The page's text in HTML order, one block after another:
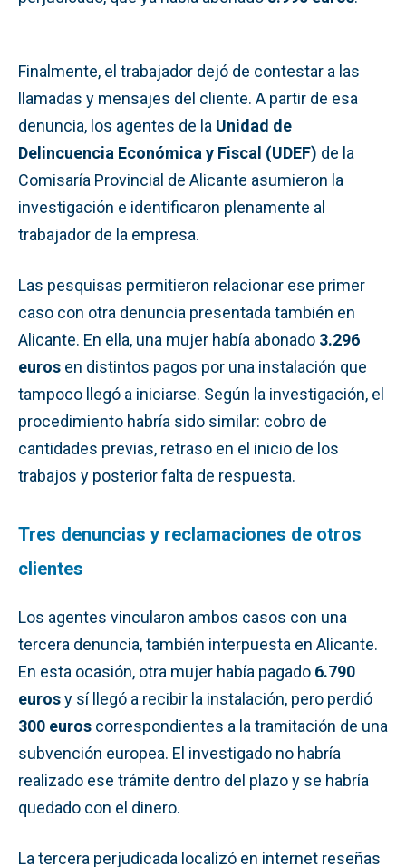
Finalmente, el trabajador dejó de contestar a las
llamadas y mensajes del cliente. A partir de esa
denuncia, los agentes de la Unidad de
Delincuencia Económica y Fiscal (UDEF) de la
Comisaría Provincial de Alicante asumieron la
investigación e identificaron plenamente al
trabajador de la empresa.
Las pesquisas permitieron relacionar ese primer
caso con otra denuncia presentada también en
Alicante. En ella, una mujer había abonado 3.296
euros en distintos pagos por una instalación que
tampoco llegó a iniciarse. Según la investigación, el
procedimiento habría sido similar: cobro de
cantidades previas, retraso en el inicio de los
trabajos y posterior falta de respuesta.
Tres denuncias y reclamaciones de otros
clientes
Los agentes vincularon ambos casos con una
tercera denuncia, también interpuesta en Alicante.
En esta ocasión, otra mujer había pagado 6.790
eurosy sí llegó a recibir la instalación, pero perdió
300 euros correspondientes a la tramitación de una
subvención europea. El investigado no habría
realizado ese trámite dentro del plazo y se habría
quedado con el dinero.
La tercera perjudicada localizó en internet reseñas